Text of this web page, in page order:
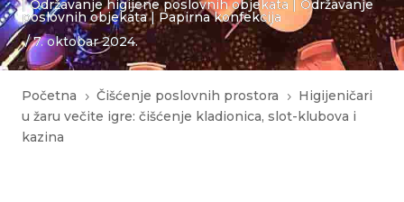
|Održavanje higijene poslovnih objekata| Održavanje
poslovnih objekata| Papirna konfekcija
/ 7. oktobar 2024.
Početna 5 Čišćenje poslovnih prostora 5
Higijeničari
u žaru večite igre: čišćenje kladionica, slot-klubova i
kazina